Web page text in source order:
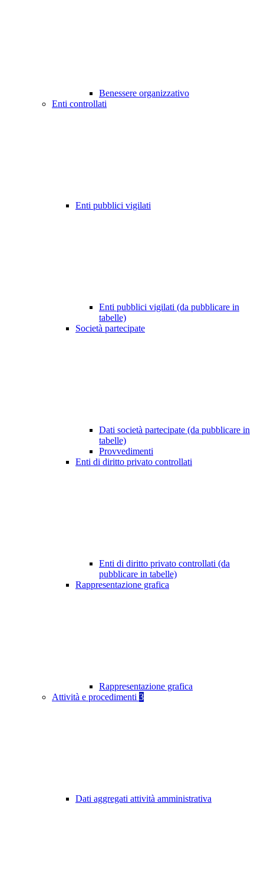
Benessere organizzativo
Enti controllati
Enti pubblici vigilati
Enti pubblici vigilati (da pubblicare in
tabelle)
Società partecipate
Dati società partecipate (da pubblicare in
tabelle)
Provvedimenti
Enti di diritto privato controllati
Enti di diritto privato controllati (da
pubblicare in tabelle)
Rappresentazione grafica
Rappresentazione grafica
Attività e procedimenti 3
Dati aggregati attività amministrativa